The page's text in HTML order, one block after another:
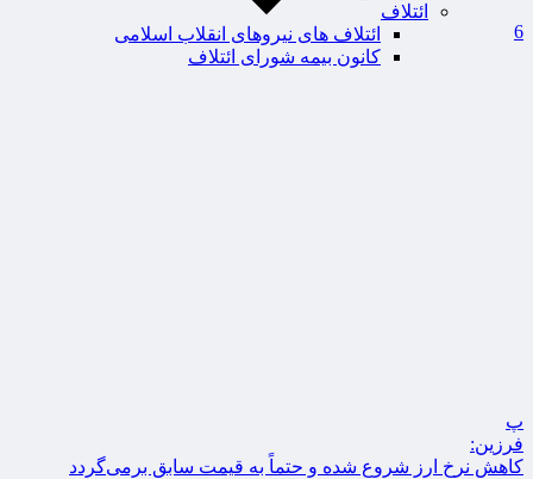
ائتلاف
ائتلاف های نیروهای انقلاب اسلامی
کانون بیمه شورای ائتلاف
6
پ
فرزین:
کاهش نرخ ارز شروع شده و حتماً به قیمت سابق برمی‌گردد